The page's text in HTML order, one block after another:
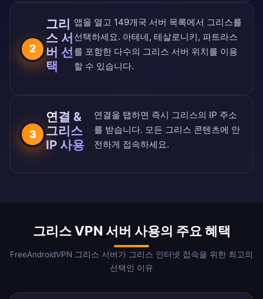
2
그리
스 서
버 선
택
앱을 열고 149개국 서버 목록에서 그리스를
선택하세요. 아테네, 테살로니키, 파트라스
를 포함한 다수의 그리스 서버 위치를 이용
할 수 있습니다.
3
연결 &
그리스
IP 사용
연결을 탭하면 즉시 그리스의 IP 주소
를 받습니다. 모든 그리스 콘텐츠에 안
전하게 접속하세요.
그리스 VPN 서버 사용의 주요 혜택
FreeAndroidVPN 그리스 서버가 그리스 인터넷 접속을 위한 최고의
선택인 이유